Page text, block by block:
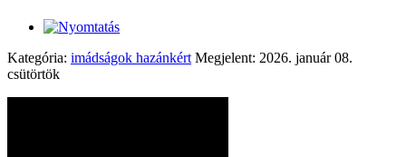
Kategória: imádságok hazánkért Megjelent: 2026. január 08.
csütörtök